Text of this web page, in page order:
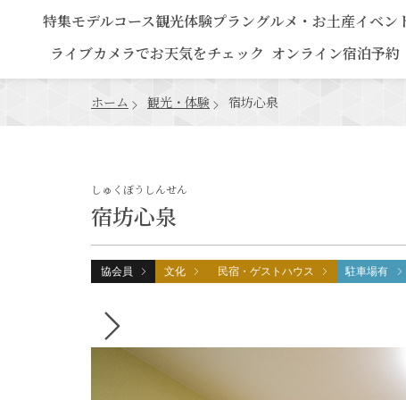
特集モデルコース観光体験プラングルメ・お土産イベン
ライブカメラでお天気をチェック オンライン宿泊予約
ホーム 観光・体験 宿坊心泉
宿坊心泉
しゅくぼうしんせん
協会員 文化 民宿・ゲストハウス 駐車場有